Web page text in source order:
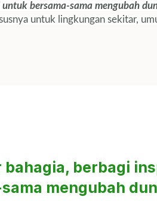
bersama-sama mengubah
untuk lingkungan sekitar,
bahagia, berbagi
mengubah